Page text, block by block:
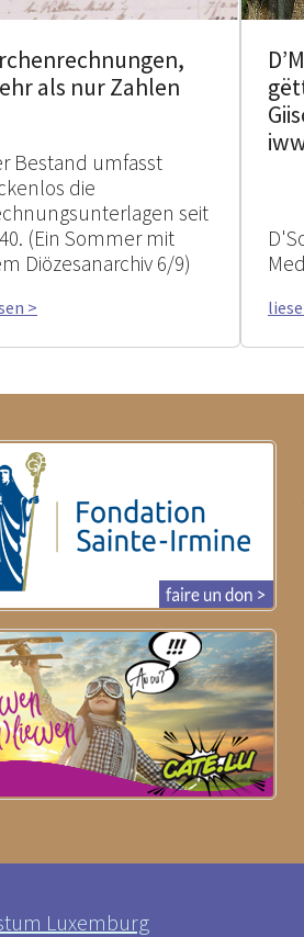
als nur Zahlen
Bestand umfasst
die
seit
(Ein Sommer mit
Diözesanarchiv 6/9)
>
Luxemburg